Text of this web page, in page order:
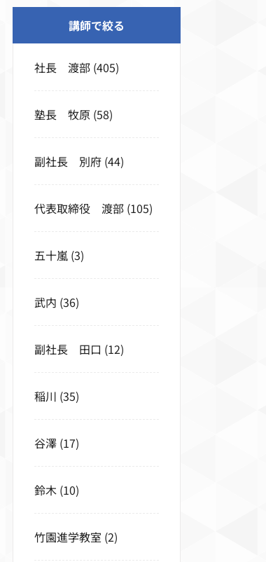
講師で絞る
社長 渡部 (405)
塾長 牧原 (58)
副社長 別府 (44)
代表取締役 渡部 (105)
五十嵐 (3)
武内 (36)
副社長 田口 (12)
稲川 (35)
谷澤 (17)
鈴木 (10)
竹園進学教室 (2)